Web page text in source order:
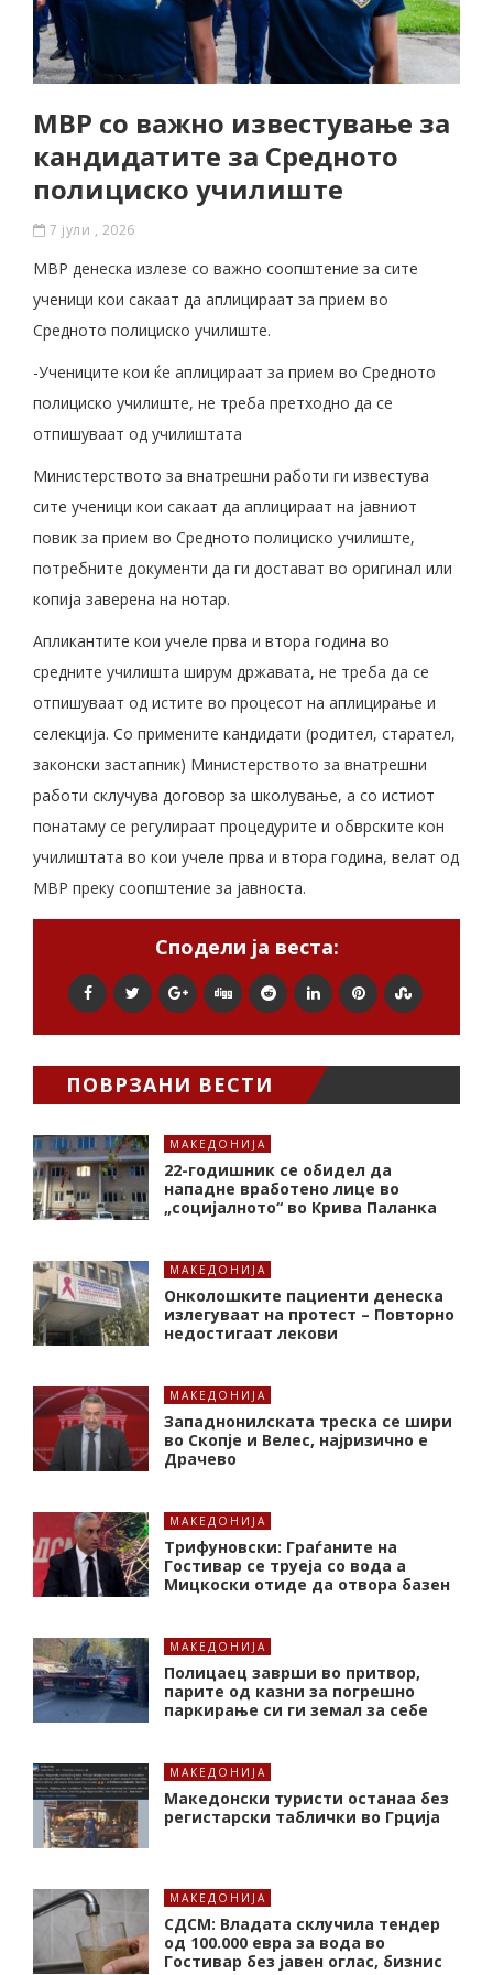
МВР со важно известување за
кандидатите за Средното
полициско училиште
7 јули , 2026
МВР денеска излезе со важно соопштение за сите
ученици кои сакаат да аплицираат за прием во
Средното полициско училиште.
-Учениците кои ќе аплицираат за прием во Средното
полициско училиште, не треба претходно да се
отпишуваат од училиштата
Министерството за внатрешни работи ги известува
сите ученици кои сакаат да аплицираат на јавниот
повик за прием во Средното полициско училиште,
потребните документи да ги достават во оригинал или
копија заверена на нотар.
Апликантите кои учеле прва и втора година во
средните училишта ширум државата, не треба да се
отпишуваат од истите во процесот на аплицирање и
селекција. Со примените кандидати (родител, старател,
законски застапник) Министерството за внатрешни
работи склучува договор за школување, а со истиот
понатаму се регулираат процедурите и обврските кон
училиштата во кои учеле прва и втора година, велат од
МВР преку соопштение за јавноста.
Сподели ја веста:
ПОВРЗАНИ ВЕСТИ
МАКЕДОНИЈА
22-годишник се обидел да
нападне вработено лице во
„социјалното“ во Крива Паланка
МАКЕДОНИЈА
Онколошките пациенти денеска
излегуваат на протест – Повторно
недостигаат лекови
МАКЕДОНИЈА
Западнонилската треска се шири
во Скопје и Велес, најризично е
Драчево
МАКЕДОНИЈА
Трифуновски: Граѓаните на
Гостивар се труеја со вода а
Мицкоски отиде да отвора базен
МАКЕДОНИЈА
Полицаец заврши во притвор,
парите од казни за погрешно
паркирање си ги земал за себе
МАКЕДОНИЈА
Македонски туристи останаа без
регистарски таблички во Грција
МАКЕДОНИЈА
СДСМ: Владата склучила тендер
од 100.000 евра за вода во
Гостивар без јавен оглас, бизнис